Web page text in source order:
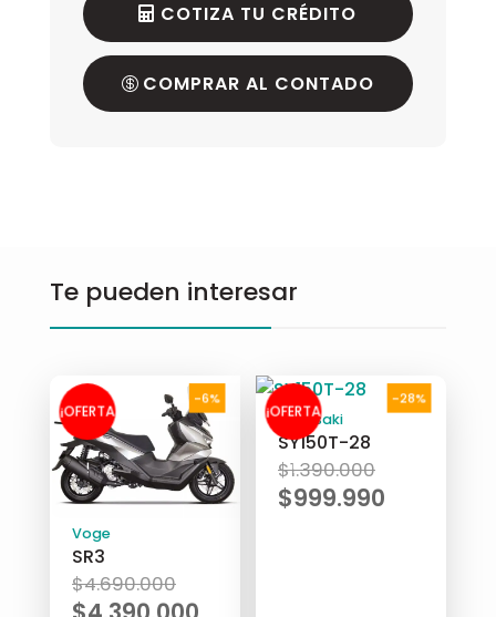
COTIZA TU CRÉDITO
COMPRAR AL CONTADO
Te pueden interesar
-6%
¡OFERTA
!
Voge
SR3
$4.690.000El
precio
-28%
¡OFERTA
!
Takasaki
SY150T-28
$1.390.000El
precio
$999.990